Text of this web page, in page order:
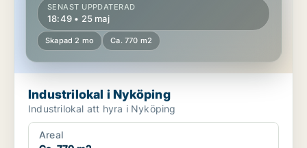
SENAST UPPDATERAD
18:49 • 25 maj
Skapad 2 mo Ca. 770 m2
Industrilokal i Nyköping
Industrilokal att hyra i Nyköping
Areal